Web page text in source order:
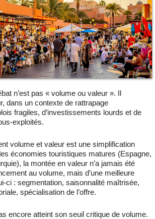
dans un contexte de rattrapage
fragiles, d’investissements lourds et de
exploités.
volume et valeur est une simplification
économies touristiques matures (Espagne,
la montée en valeur n’a jamais été
au volume, mais d’une meilleure
ci : segmentation, saisonnalité maîtrisée,
spécialisation de l’offre.
encore atteint son seuil critique de volume.